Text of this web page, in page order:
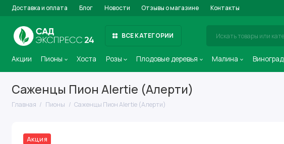
Доставка и оплата Блог Новости Отзывы о магазине Контакты
ВСЕ КАТЕГОРИИ
Акции Пионы Хоста Розы Плодовые деревья Малина Виноград
Саженцы Пион Alertie (Алерти)
Главная Пионы Саженцы Пион Alertie (Алерти)
Акция